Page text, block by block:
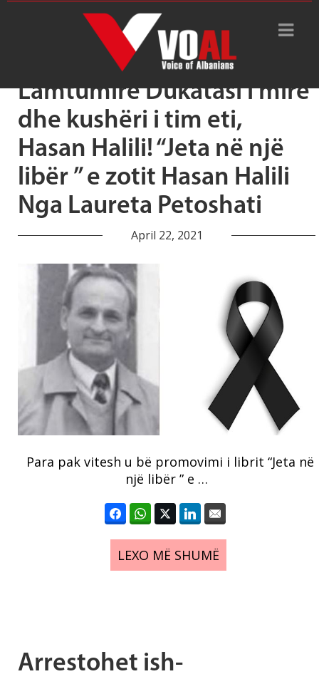
Tag Archive: Hasan Halili
Lamtumirë Dukatasi i mirë
dhe kushëri i tim eti,
Hasan Halili! “Jeta në një
libër ” e zotit Hasan Halili
Nga Laureta Petoshati
April 22, 2021
Para pak vitesh u bë promovimi i librit “Jeta në
një libër ” e …
LEXO MË SHUMË
Arrestohet ish-